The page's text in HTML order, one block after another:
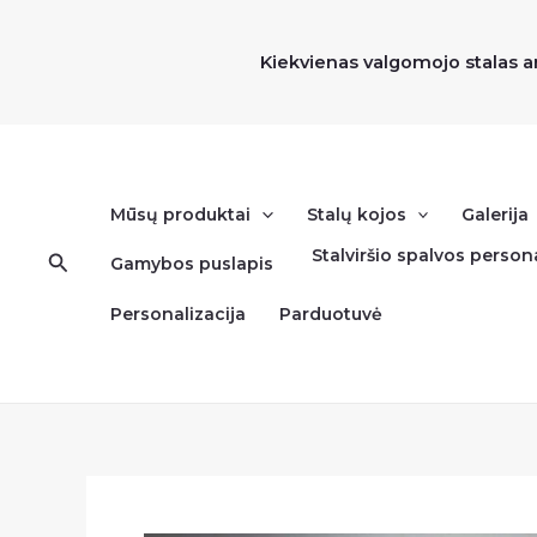
Kiekvienas valgomojo stalas
Paieška
Mūsų produktai Stalų kojos Galerija
Gamybos puslapis Stalviršio spalvos
Personalizacija Parduotuvė